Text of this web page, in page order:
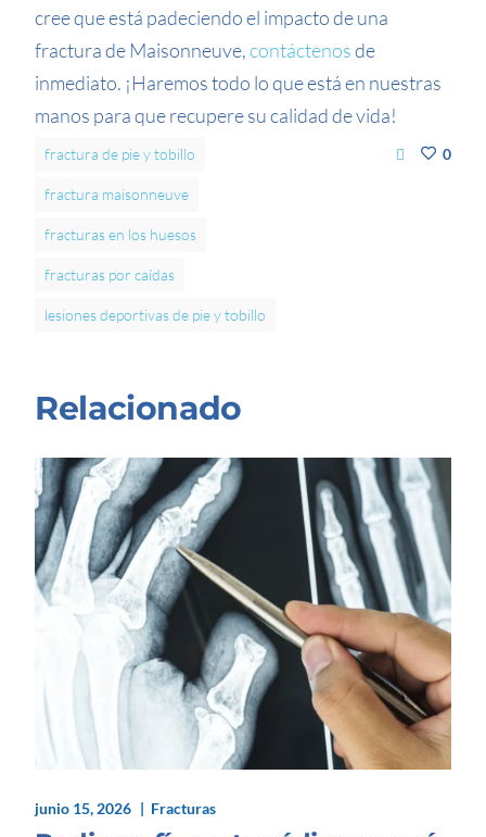
cree que está padeciendo el impacto de una
fractura de Maisonneuve,contáctenosde
inmediato. ¡Haremos todo lo que está en nuestras
manos para que recupere su calidad de vida!
fractura de pie y tobillo
fractura maisonneuve
fracturas en los huesos
fracturas por caídas
lesiones deportivas de pie y tobillo
0
Relacionado
junio 15, 2026 Fracturas